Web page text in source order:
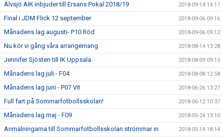
Älvsjö AIK inbjuder till Ersans Pokal 2018/19 2018-09-14 14:17
Final i JDM Flick 12 september 2018-09-06 09:16
Månadens lag augusti- P10 Röd 2018-09-06 09:12
Nu kör vi gång våra arrangemang 2018-08-14 13:28
Jennifer Sjösten till IK Uppsala 2018-08-09 09:15
Månadens lag juli - F04 2018-08-08 12:58
Månadens lag juni - P07 Vit 2018-06-26 13:27
Full fart på Sommarfotbollsskolan! 2018-06-12 10:37
Månadens lag maj - F09 2018-05-24 13:10
Anmälningarna till Sommarfotbollsskolan strömmar in 2018-05-14 18:14